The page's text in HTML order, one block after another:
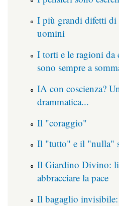
I più grandi difetti di
uomini
I torti e le ragioni da
sono sempre a
IA con coscienza?
drammatica...
Il "coraggio"
Il "tutto" e il "nulla"
Il Giardino Divino:
abbracciare la pace
Il bagaglio